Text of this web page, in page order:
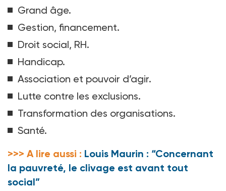
Grand âge.
Gestion, financement.
Droit social, RH.
Handicap.
Association et pouvoir d’agir.
Lutte contre les exclusions.
Transformation des organisations.
Santé.
>>> A lire aussi : Louis Maurin : “Concernant
la pauvreté, le clivage est avant tout
social”